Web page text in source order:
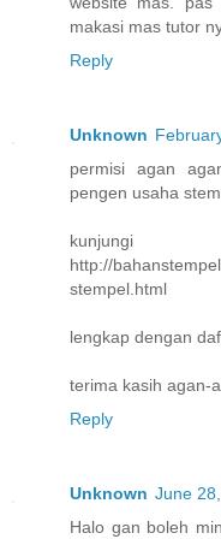
makasi mas tutor
Reply
Unknown
permisi agan
pengen usaha
http://
stempel.html
lengkap dengan
terima kasih agan-
Reply
Unknown June
Halo gan boleh